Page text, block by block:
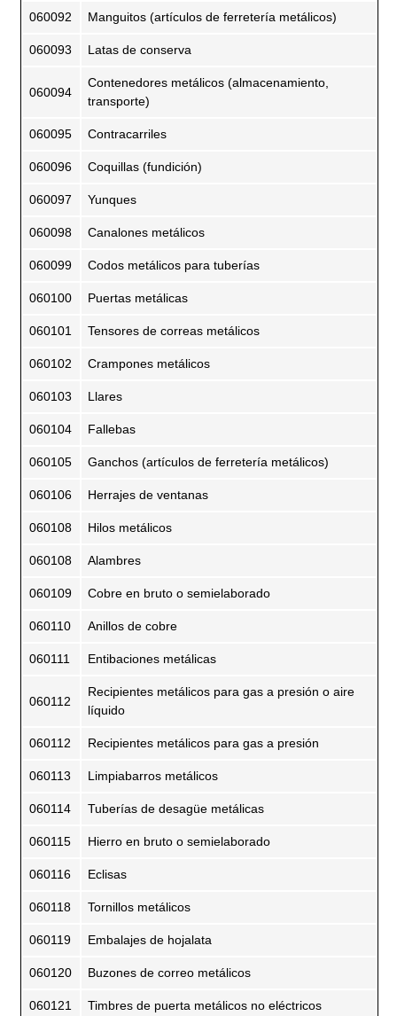
060092 Manguitos (artículos de ferretería metálicos)
060093 Latas de conserva
060094
Contenedores metálicos (almacenamiento,
transporte)
060095 Contracarriles
060096 Coquillas (fundición)
060097 Yunques
060098 Canalones metálicos
060099 Codos metálicos para tuberías
060100 Puertas metálicas
060101 Tensores de correas metálicos
060102 Crampones metálicos
060103 Llares
060104 Fallebas
060105 Ganchos (artículos de ferretería metálicos)
060106 Herrajes de ventanas
060108 Hilos metálicos
060108 Alambres
060109 Cobre en bruto o semielaborado
060110 Anillos de cobre
060111 Entibaciones metálicas
060112
Recipientes metálicos para gas a presión o aire
líquido
060112 Recipientes metálicos para gas a presión
060113 Limpiabarros metálicos
060114 Tuberías de desagüe metálicas
060115 Hierro en bruto o semielaborado
060116 Eclisas
060118 Tornillos metálicos
060119 Embalajes de hojalata
060120 Buzones de correo metálicos
060121 Timbres de puerta metálicos no eléctricos